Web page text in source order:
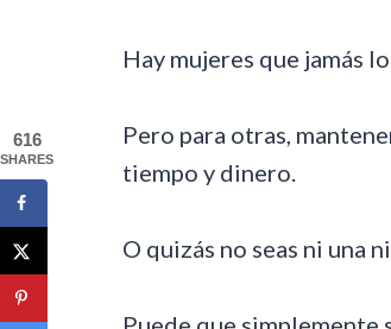
Hay mujeres que jamás
Pero para otras,
tiempo y dinero.
O quizás no seas ni una
616
SHARES